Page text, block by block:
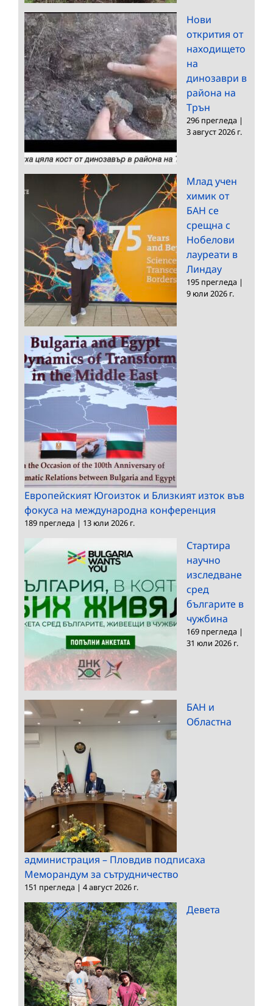
Нови
открития от
находището
на
динозаври в
района на
Трън
296 прегледа |
3 август 2026 г.
Млад учен
химик от
БАН се
срещна с
Нобелови
лауреати в
Линдау
195 прегледа |
9 юли 2026 г.
Европейският Югоизток и Близкият изток във
фокуса на международна конференция
189 прегледа | 13 юли 2026 г.
Стартира
научно
изследване
сред
българите в
чужбина
169 прегледа |
31 юли 2026 г.
БАН и
Областна
администрация – Пловдив подписаха
Меморандум за сътрудничество
151 прегледа | 4 август 2026 г.
Девета